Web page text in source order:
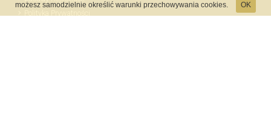
możesz samodzielnie określić warunki przechowywania cookies.
OK